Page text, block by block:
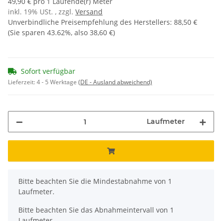
inkl. 19% USt. , zzgl. Versand
Unverbindliche Preisempfehlung des Herstellers: 88,50 €
(Sie sparen 43.62%, also 38,60 €)
Sofort verfügbar
Lieferzeit:4 - 5 Werktage (DE - Ausland abweichend)
Laufmeter
x
Bitte beachten Sie die Mindestabnahme von 1
Laufmeter.
Bitte beachten Sie das Abnahmeintervall von 1